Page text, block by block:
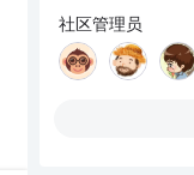
社区管理员